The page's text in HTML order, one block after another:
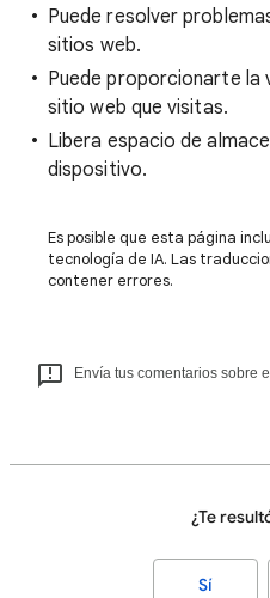
Puede resolver
sitios web.
Puede proporcionarte la
sitio web que visitas.
Libera espacio de
dispositivo.
Es posible que esta página
tecnología de IA. Las
contener errores.
Envía tus comentarios sobre
¿Te
Sí